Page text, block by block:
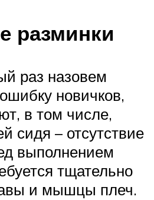
разминки
раз назовем
новичков,
в том числе,
сидя – отсутствие
выполнением
тщательно
и мышцы плеч.